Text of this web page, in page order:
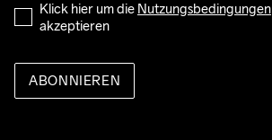
Klick hier um die Nutzungsbedingungen
akzeptieren
ABONNIEREN